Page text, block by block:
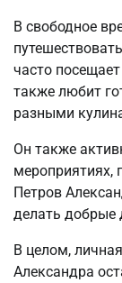
В свободное
часто
также любит
разными
Он также
мероприятиях,
Петров
делать
В целом,
Александра